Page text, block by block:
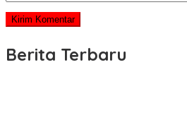
Berita Terbaru